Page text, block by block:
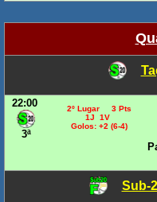
22:00
3ª
2º Lugar 3 Pts
1J 1V
Golos: +2 (6-4)
Sub-